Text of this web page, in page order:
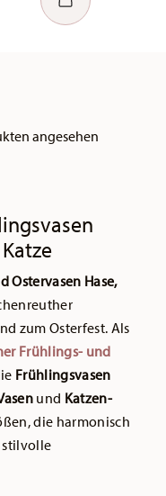
angesehen
Ostervasen Hase,
zum Osterfest. Als
Frühlings- und
Frühlingsvasen
und Katzen-
die harmonisch
stilvolle